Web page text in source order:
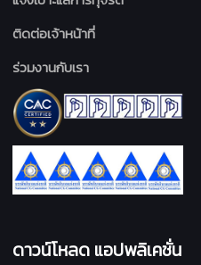
ติดต่อเจ้าหน้าที่
ร่วมงานกับเรา
ดาวน์โหลด แอปพลิเคชั่น